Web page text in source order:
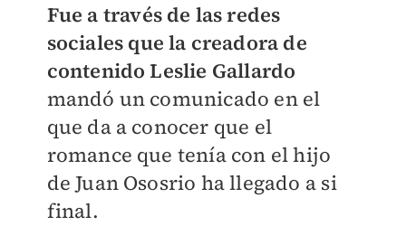
Fue a través de las redes
sociales que la creadora de
contenido Leslie Gallardo
mandó un comunicado en el
que da a conocer que el
romance que tenía con el hijo
de Juan Ososrio ha llegado a si
final.